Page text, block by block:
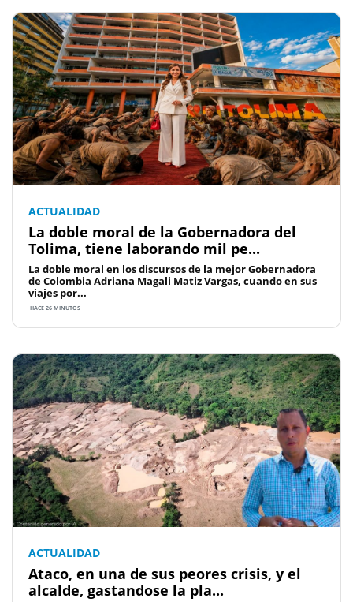
ACTUALIDAD
La doble moral de la Gobernadora del
Tolima, tiene laborando mil pe...
La doble moral en los discursos de la mejor Gobernadora
de Colombia Adriana Magali Matiz Vargas, cuando en sus
viajes por...
HACE 26 MINUTOS
ACTUALIDAD
Ataco, en una de sus peores crisis, y el
alcalde, gastandose la pla...